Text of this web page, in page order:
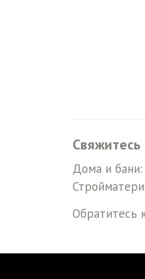
Дома и бани:
Обратитесь